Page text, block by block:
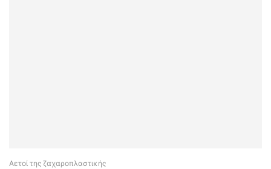
Αετοί της ζαχαροπλαστικής